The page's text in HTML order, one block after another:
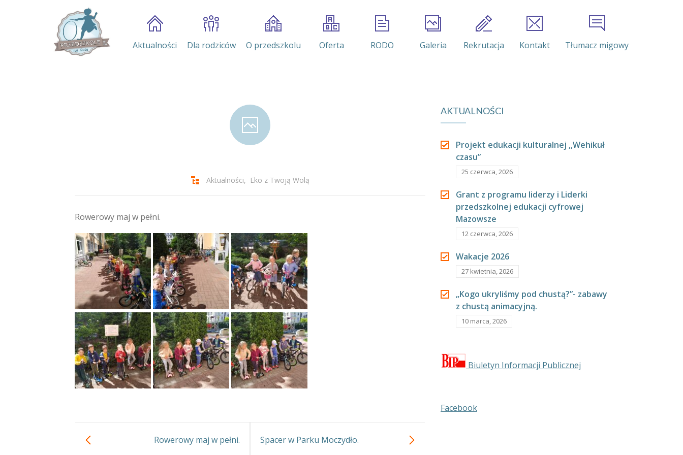
Aktualności Dla rodziców O przedszkolu Oferta RODO Galeria Rekrutacja Kontakt Tłumacz migowy
Aktualności, Eko z Twoją Wolą
Rowerowy maj w pełni.
Rowerowy maj w pełni. Spacer w Parku Moczydło.
AKTUALNOŚCI
Projekt edukacji kulturalnej ,,Wehikuł
czasu”
25 czerwca, 2026
Grant z programu liderzy i Liderki
przedszkolnej edukacji cyfrowej
Mazowsze
12 czerwca, 2026
Wakacje 2026
27 kwietnia, 2026
„Kogo ukryliśmy pod chustą?”- zabawy
z chustą animacyjną.
10 marca, 2026
Biuletyn Informacji Publicznej
Facebook